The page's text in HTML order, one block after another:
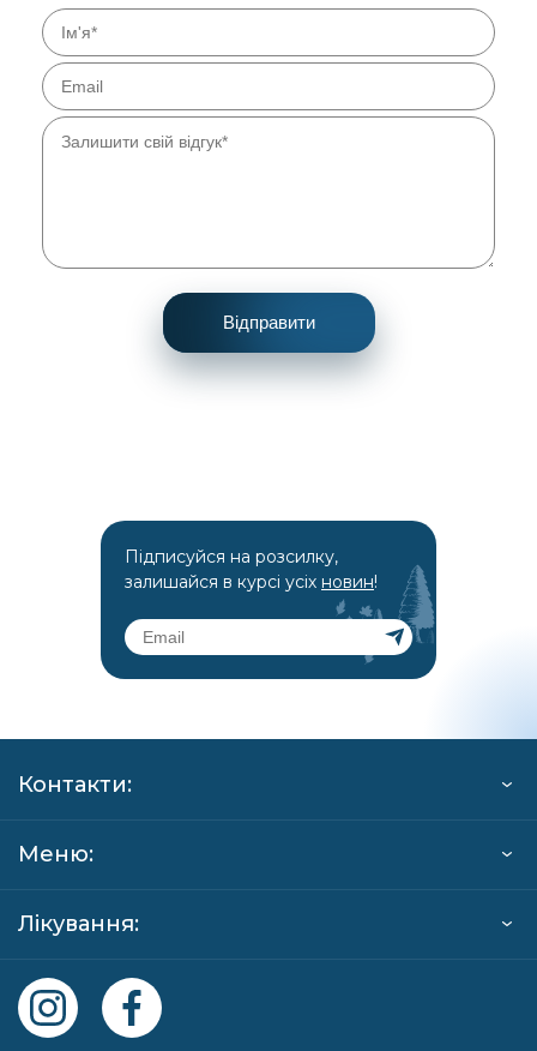
Підписуйся на розсилку,
залишайся в курсі усіх новин!
Меню:
Лікування:
Контакти: